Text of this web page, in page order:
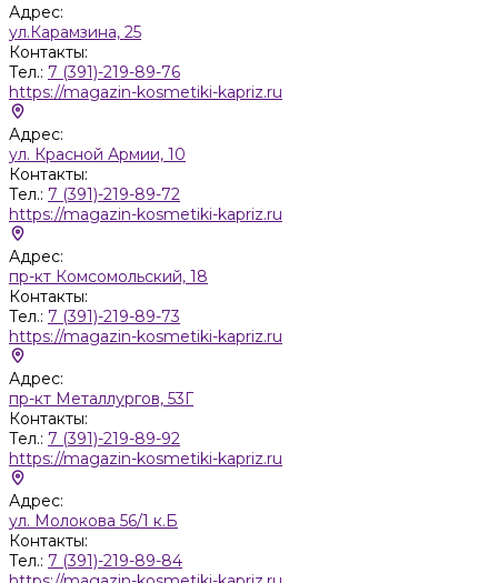
Адрес:
ул.Карамзина, 25
Контакты:
Тел.: 7 (391)-219-89-76
https://magazin-kosmetiki-kapriz.ru
Адрес:
ул. Красной Армии, 10
Контакты:
Тел.: 7 (391)-219-89-72
https://magazin-kosmetiki-kapriz.ru
Адрес:
пр-кт Комсомольский, 18
Контакты:
Тел.: 7 (391)-219-89-73
https://magazin-kosmetiki-kapriz.ru
Адрес:
пр-кт Металлургов, 53Г
Контакты:
Тел.: 7 (391)-219-89-92
https://magazin-kosmetiki-kapriz.ru
Адрес:
ул. Молокова 56/1 к.Б
Контакты:
Тел.: 7 (391)-219-89-84